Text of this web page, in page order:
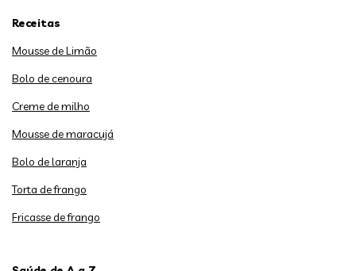
Receitas
Mousse de Limão
Bolo de cenoura
Creme de milho
Mousse de maracujá
Bolo de laranja
Torta de frango
Fricasse de frango